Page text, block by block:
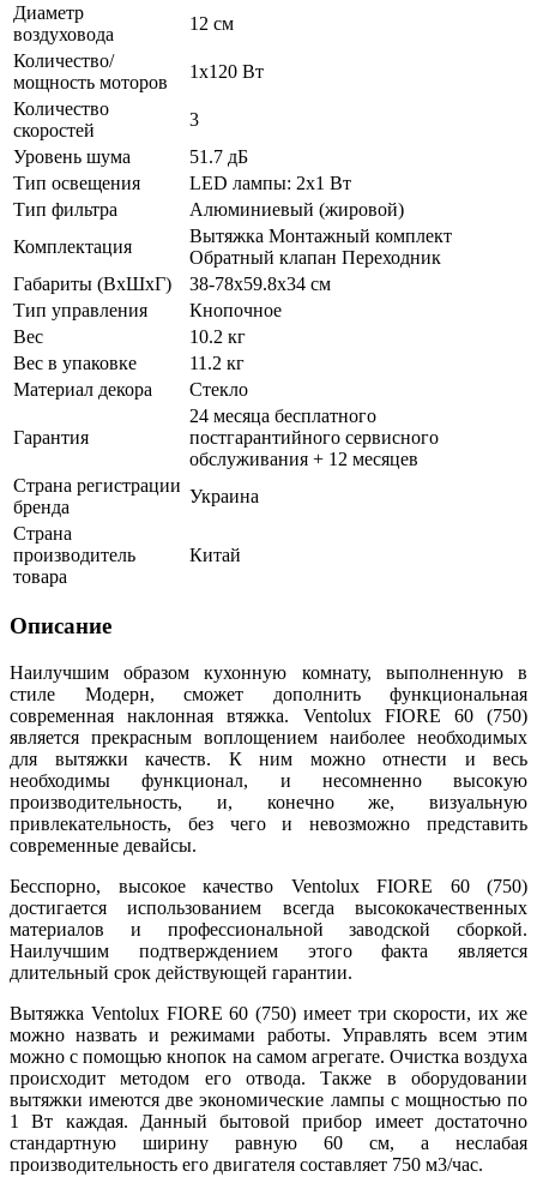
Диаметр
воздуховода
12 см
Количество/
мощность моторов
1х120 Вт
Количество
скоростей
3
Уровень шума
51.7 дБ
Тип освещения
LED лампы: 2х1 Вт
Тип фильтра
Алюминиевый (жировой)
Комплектация
Вытяжка Монтажный комплект
Обратный клапан Переходник
Габариты (ВхШхГ)
38-78х59.8х34 см
Тип управления
Кнопочное
Вес
10.2 кг
Вес в упаковке
11.2 кг
Материал декора
Стекло
Гарантия
24 месяца бесплатного
постгарантийного сервисного
обслуживания + 12 месяцев
Страна регистрации
бренда
Украина
Страна
производитель
товара
Китай
Описание
Наилучшим образом кухонную комнату, выполненную в
стиле Модерн, сможет дополнить функциональная
современная наклонная втяжка. Ventolux FIORE 60 (750)
является прекрасным воплощением наиболее необходимых
для вытяжки качеств. К ним можно отнести и весь
необходимы функционал, и несомненно высокую
производительность, и, конечно же, визуальную
привлекательность, без чего и невозможно представить
современные девайсы.
Бесспорно, высокое качество Ventolux FIORE 60 (750)
достигается использованием всегда высококачественных
материалов и профессиональной заводской сборкой.
Наилучшим подтверждением этого факта является
длительный срок действующей гарантии.
Вытяжка Ventolux FIORE 60 (750) имеет три скорости, их же
можно назвать и режимами работы. Управлять всем этим
можно с помощью кнопок на самом агрегате. Очистка воздуха
происходит методом его отвода. Также в оборудовании
вытяжки имеются две экономические лампы с мощностью по
1 Вт каждая. Данный бытовой прибор имеет достаточно
стандартную ширину равную 60 см, а неслабая
производительность его двигателя составляет 750 м3/час.